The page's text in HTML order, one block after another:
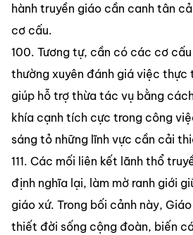
hành truyền giáo cần canh tân
cơ cấu.
100. Tương tự, cần có các cơ
thường xuyên đánh giá việc thực
giúp hỗ trợ thừa tác vụ bằng
khía cạnh tích cực trong công
sáng tỏ những lĩnh vực cần cải
111. Các mối liên kết lãnh thổ
định nghĩa lại, làm mờ ranh giới
giáo xứ. Trong bối cảnh này,
thiết đời sống cộng đoàn, biến